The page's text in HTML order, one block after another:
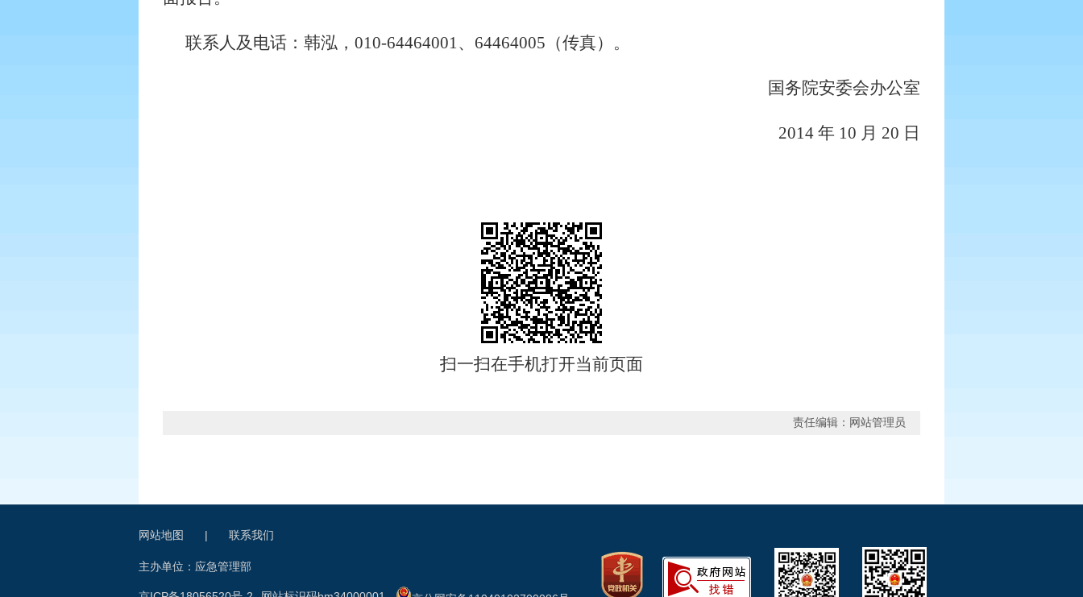
联系人及电话：韩泓， 010-64464001、 64464005 （传真）。
国务院安委会办公室
2014 年 10 月 20 日
扫一扫在手机打开当前页面
责任编辑：网站管理员
网站地图 | 联系我们
主办单位：应急管理部